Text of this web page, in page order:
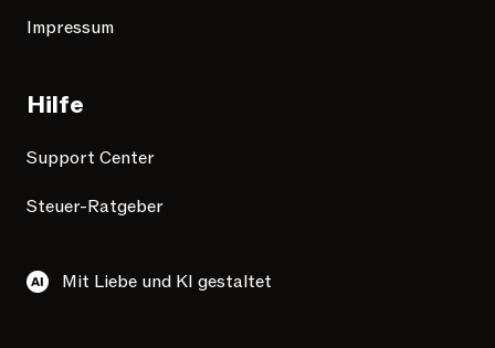
Impressum
Hilfe
Support Center
Steuer-Ratgeber
Mit Liebe und KI gestaltet